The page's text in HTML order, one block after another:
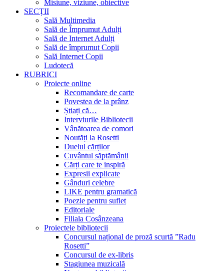
Misiune, viziune, obiective
SECȚII
Sală Multimedia
Sală de Împrumut Adulți
Sală de Internet Adulți
Sală de împrumut Copii
Sală Internet Copii
Ludotecă
RUBRICI
Proiecte online
Recomandare de carte
Povestea de la prânz
Știați că…
Interviurile Bibliotecii
Vânătoarea de comori
Noutăți la Rosetti
Duelul cărților
Cuvântul săptămânii
Cărți care te inspiră
Expresii explicate
Gânduri celebre
LIKE pentru gramatică
Poezie pentru suflet
Editoriale
Filiala Cosânzeana
Proiectele bibliotecii
Concursul național de proză scurtă ”Radu
Rosetti”
Concursul de ex-libris
Stagiunea muzicală